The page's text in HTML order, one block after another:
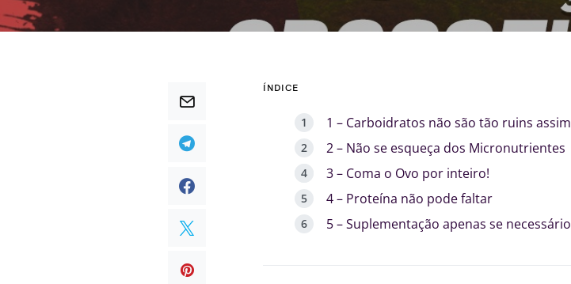
ÍNDICE
1 – Carboidratos não são tão ruins assim
2 – Não se esqueça dos Micronutrientes
3 – Coma o Ovo por inteiro!
4 – Proteína não pode faltar
5 – Suplementação apenas se necessário